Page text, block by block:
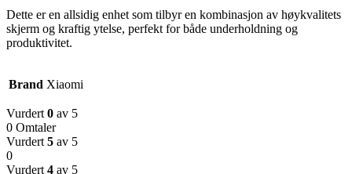
Dette er en allsidig enhet som tilbyr en kombinasjon av høykvalitets
skjerm og kraftig ytelse, perfekt for både underholdning og
produktivitet.
Brand Xiaomi
Vurdert 0 av 5
0 Omtaler
Vurdert 5 av 5
0
Vurdert 4 av 5